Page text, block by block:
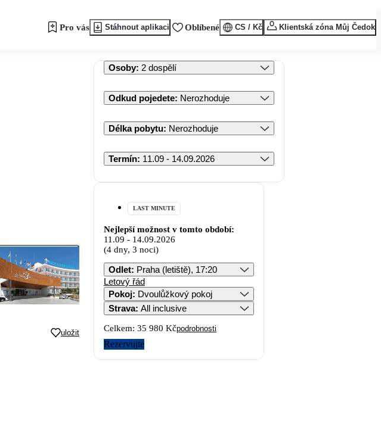
Pro vás Stáhnout aplikaci Oblíbené CS / Kč Klientská zóna Můj Čedok
uložit
Osoby: 2 dospělí
Odkud pojedete: Nerozhoduje
Délka pobytu: Nerozhoduje
Termín: 11.09 - 14.09.2026
LAST MINUTE
Nejlepší možnost v tomto období:
11.09 - 14.09.2026
(4 dny, 3 noci)
Odlet: Praha (letiště), 17:20
Letový řád
Pokoj: Dvoulůžkový pokoj
Strava: All inclusive
Celkem: 35 980 Kčpodrobnosti
Rezervujte